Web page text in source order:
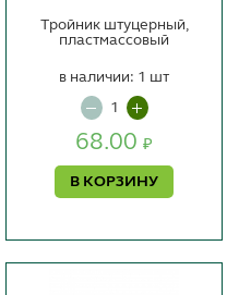
Тройник штуцерный,
пластмассовый
68.00 ₽
В КОРЗИНУ
в наличии: 1 шт